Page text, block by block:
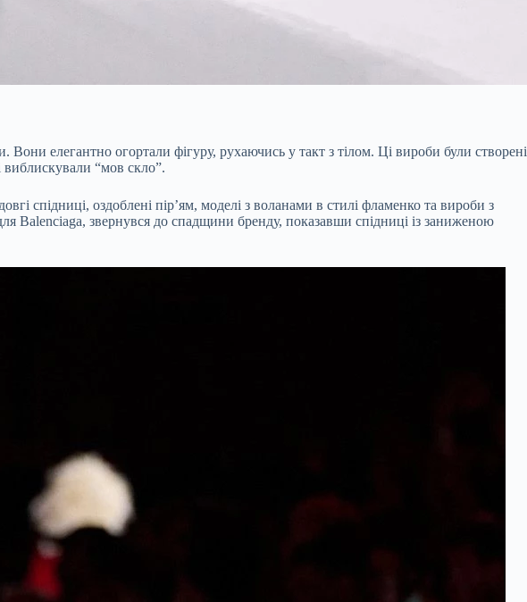
елегантно огортали фігуру, рухаючись у такт з тілом. Ці вироби були створені
виблискували “мов скло”.
спідниці, оздоблені пір’ям, моделі з воланами в стилі фламенко та вироби з
Balenciaga, звернувся до спадщини бренду, показавши спідниці із заниженою